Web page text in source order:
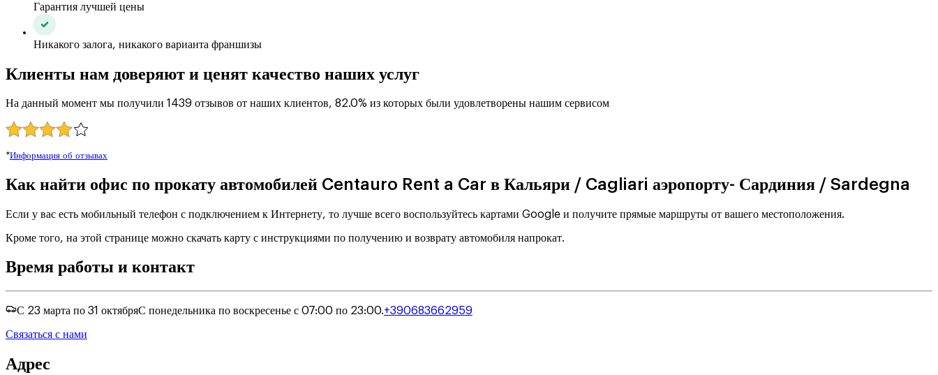
Гарантия лучшей цены
Никакого залога, никакого варианта франшизы
Клиенты нам доверяют и ценят качество наших услуг
На данный момент мы получили 1439 отзывов от наших клиентов, 82.0% из которых были удовлетворены нашим сервисом
*Информация об отзывах
Как найти офис по прокату автомобилей Centauro Rent a Car в Кальяри / Cagliari аэропорту- Сардиния / Sardegna
Если у вас есть мобильный телефон с подключением к Интернету, то лучше всего воспользуйтесь картами Google и получите прямые маршруты от вашего местоположения.
Кроме того, на этой странице можно скачать карту с инструкциями по получению и возврату автомобиля напрокат.
Время работы и контакт
С 23 марта по 31 октябряС понедельника по воскресенье с 07:00 по 23:00.+390683662959
Связаться с нами
Адрес